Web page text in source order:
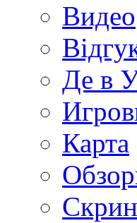
Видео
Де в
Карта